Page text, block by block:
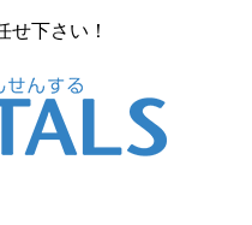
せ下さい！